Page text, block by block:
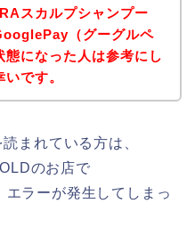
スカルプシャンプー
（グーグルペ
態になった人は参考にし
です。
まれている方は、
のお店で
ラーが発生してしまっ